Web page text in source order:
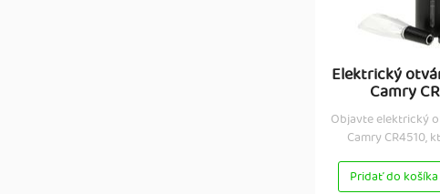
Elektrický
Camry
Objavte elektrický
Camry CR4510,
Pridať do košíka